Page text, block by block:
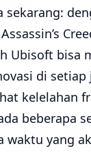
sekarang:
Ubisoft bisa
di setiap
kelelahan
beberapa
waktu yang